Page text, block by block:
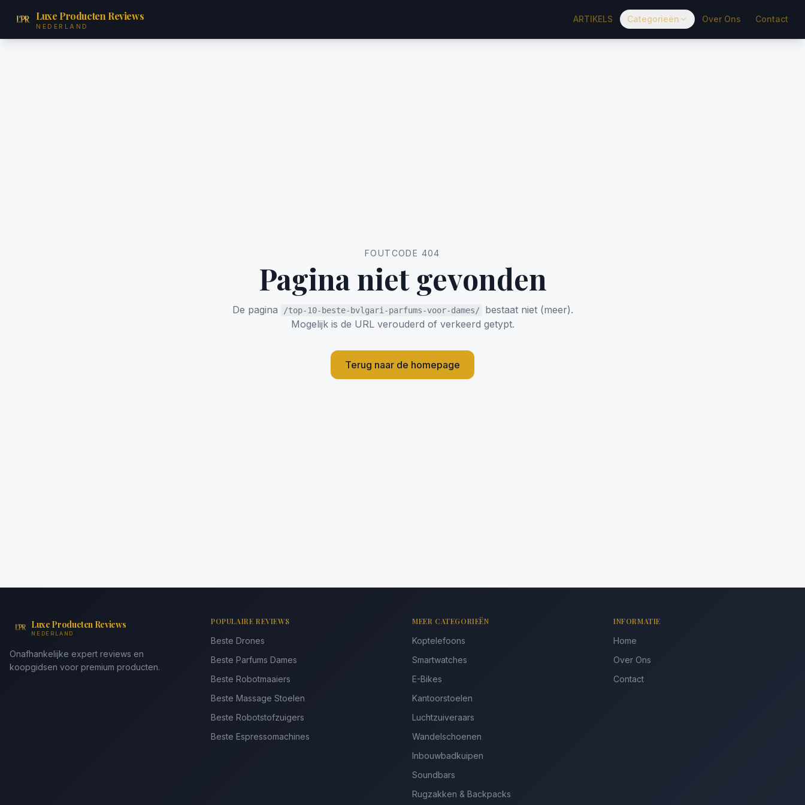
Luxe Producten Reviews
NEDERLAND
ARTIKELS Categorieën Over Ons Contact
FOUTCODE 404
Pagina niet gevonden
De pagina /top-10-beste-bvlgari-parfums-voor-dames/
bestaat niet (meer).
Mogelijk is de URL verouderd of verkeerd getypt.
Terug naar de homepage
Luxe Producten Reviews
NEDERLAND
Onafhankelijke expert reviews en
koopgidsen voor premium producten.
POPULAIRE REVIEWS
Beste Drones
Beste Parfums Dames
Beste Robotmaaiers
Beste Massage Stoelen
Beste Robotstofzuigers
Beste Espressomachines
MEER CATEGORIEËN
Koptelefoons
Smartwatches
E-Bikes
Kantoorstoelen
Luchtzuiveraars
Wandelschoenen
Inbouwbadkuipen
Soundbars
Rugzakken & Backpacks
INFORMATIE
Home
Over Ons
Contact